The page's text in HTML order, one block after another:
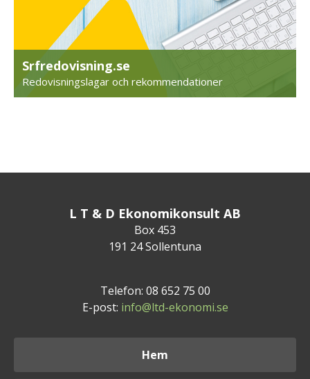
Srfredovisning.se
Redovisningslagar och rekommendationer
L T & D Ekonomikonsult AB
Box 453
191 24 Sollentuna
Telefon: 08 652 75 00
E-post: info@ltd-ekonomi.se
Hem